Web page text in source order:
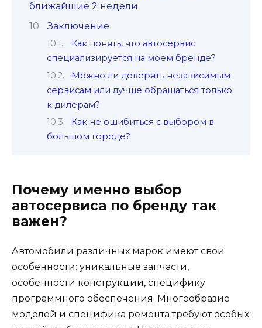
ближайшие 2 недели
Заключение
Как понять, что автосервис
специализируется на моем бренде?
Можно ли доверять независимым
сервисам или лучше обращаться только
к дилерам?
Как не ошибиться с выбором в
большом городе?
Почему именно выбор
автосервиса по бренду так
важен?
Автомобили различных марок имеют свои
особенности: уникальные запчасти,
особенности конструкции, специфику
программного обеспечения. Многообразие
моделей и специфика ремонта требуют особых